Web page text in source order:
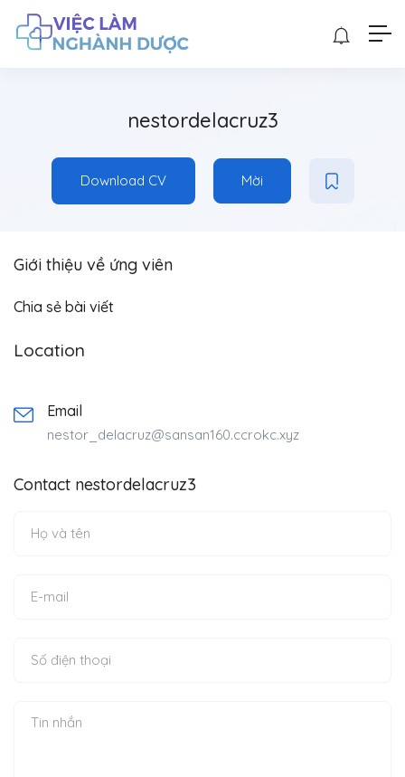
nestordelacruz3
Download CV Mời
Giới thiệu về ứng viên
Chia sẻ bài viết
Location
Email
nestor_delacruz@sansan160.ccrokc.xyz
Contact nestordelacruz3